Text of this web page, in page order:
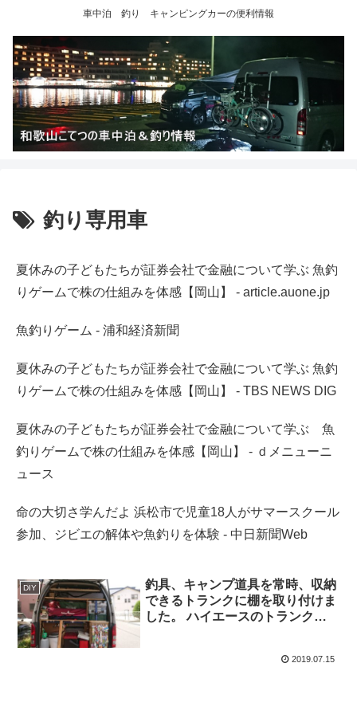
車中泊 釣り キャンピングカーの便利情報
釣り専用車
夏休みの子どもたちが証券会社で金融について学ぶ 魚釣
りゲームで株の仕組みを体感【岡山】 - article.auone.jp
魚釣りゲーム - 浦和経済新聞
夏休みの子どもたちが証券会社で金融について学ぶ 魚釣
りゲームで株の仕組みを体感【岡山】 - TBS NEWS DIG
夏休みの子どもたちが証券会社で金融について学ぶ 魚
釣りゲームで株の仕組みを体感【岡山】 - ｄメニューニ
ュース
命の大切さ学んだよ 浜松市で児童18人がサマースクール
参加、ジビエの解体や魚釣りを体験 - 中日新聞Web
DIY
釣具、キャンプ道具を常時、収納
できるトランクに棚を取り付けま
した。 ハイエースのトランク部
2019.07.15